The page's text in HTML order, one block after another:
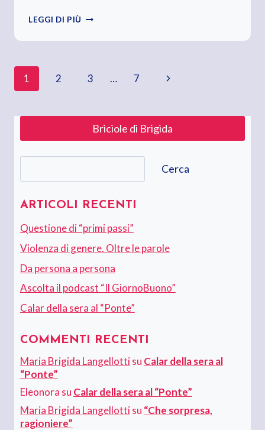
LEGGI DI PIÙ FISCHIA
VENTO.
CRISI
Navigazione
1 2 3 … 7
Pagina
Briciole di Brigida
Cerca
ARTICOLI RECENTI
Questione di “primi passi”
Violenza di genere. Oltre le parole
Da persona a persona
Ascolta il podcast “Il GiornoBuono”
Calar della sera al “Ponte”
COMMENTI RECENTI
Maria Brigida Langellottisu Calar della sera al
“Ponte”
Eleonora su Calar della sera al “Ponte”
Maria Brigida Langellottisu “Che sorpresa,
ragioniere”